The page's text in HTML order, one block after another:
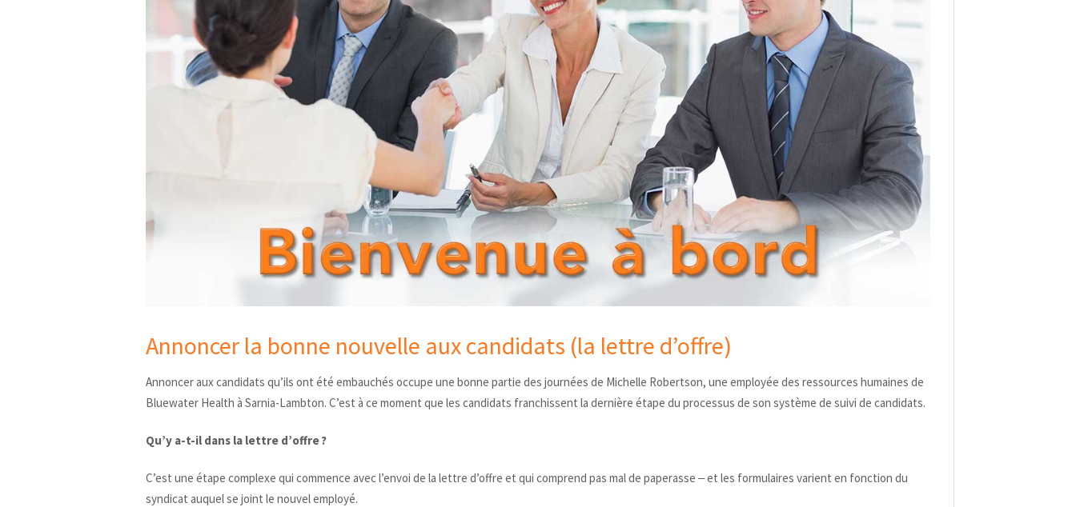
Annoncer la bonne nouvelle aux candidats (la lettre d’offre)
Annoncer aux candidats qu’ils ont été embauchés occupe une bonne partie des journées de Michelle Robertson, une employée des ressources humaines de
Bluewater Health à Sarnia-Lambton. C’est à ce moment que les candidats franchissent la dernière étape du processus de son système de suivi de candidats.
Qu’y a-t-il dans la lettre d’offre ?
C’est une étape complexe qui commence avec l’envoi de la lettre d’offre et qui comprend pas mal de paperasse ‒ et les formulaires varient en fonction du
syndicat auquel se joint le nouvel employé.